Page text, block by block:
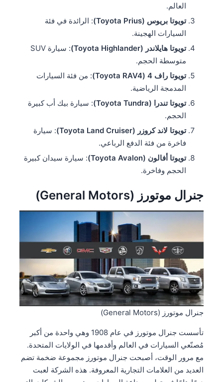
العالم.
تويوتا بريوس (Toyota Prius)
: الرائدة في فئة
السيارات الهجينة.
تويوتا هايلاندر (Toyota Highlander)
: سيارة SUV
متوسطة الحجم.
تويوتا راف 4 (Toyota RAV4)
: من فئة السيارات
المدمجة الرياضية.
تويوتا تندرا (Toyota Tundra)
: سيارة بيك أب كبيرة
الحجم.
تويوتا لاند كروزر (Toyota Land Cruiser)
: سيارة
فاخرة من فئة الدفع الرباعي.
تويوتا أفالون (Toyota Avalon)
: سيارة سيدان كبيرة
الحجم وفاخرة.
جنرال موتورز (General Motors)
جنرال موتورز (General Motors)
تأسست جنرال موتورز في عام 1908 وهي واحدة من أكبر
مُصنّعي السيارات في العالم وأقدمها في الولايات المتحدة.
مع مرور الوقت، أصبحت جنرال موتورز مجموعة ضخمة تضم
العديد من العلامات التجارية المعروفة. هذه الشركة لعبت